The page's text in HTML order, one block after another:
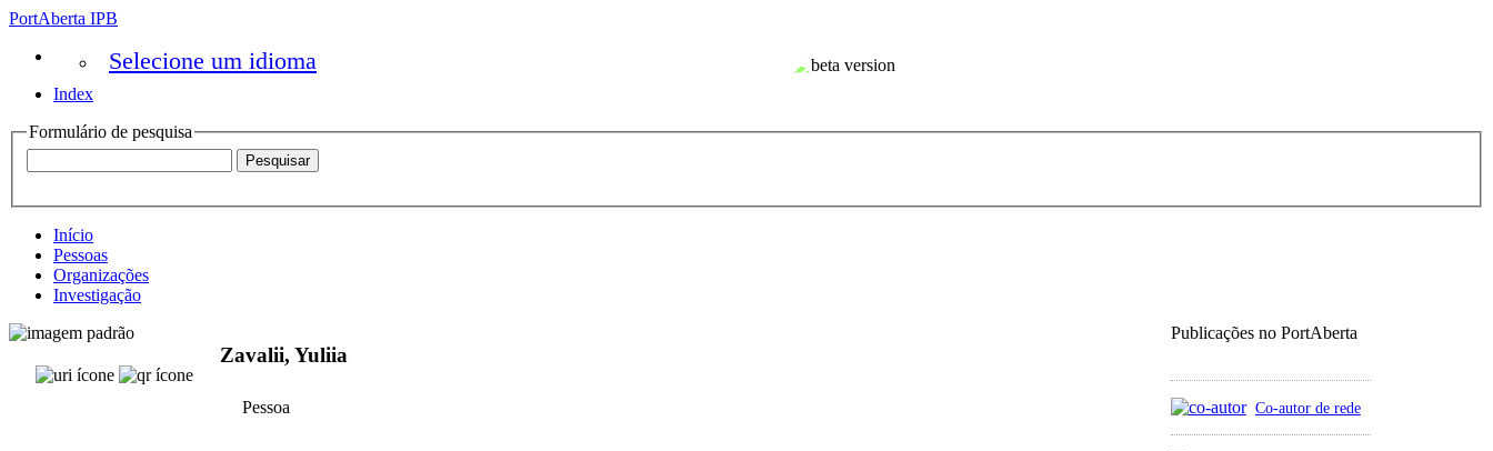
PortAberta IPB
Selecione um idioma
Index
Formulário de pesquisa
Início
Pessoas
Organizações
Investigação
Publicações no PortAberta
Co-autor de rede
Zavalii, Yuliia
Pessoa